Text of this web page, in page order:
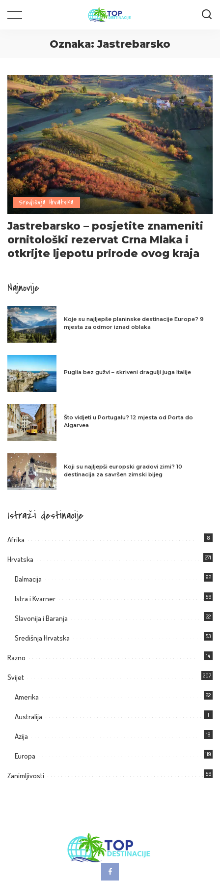
Oznaka:Jastrebarsko
Središnja Hrvatska
Jastrebarsko – posjetite znameniti
ornitološki rezervat Crna Mlaka i
otkrijte ljepotu prirode ovog kraja
Najnovije
Koje su najljepše planinske destinacije Europe? 9
mjesta za odmor iznad oblaka
Puglia bez gužvi – skriveni dragulji juga Italije
Što vidjeti u Portugalu? 12 mjesta od Porta do
Algarvea
Koji su najljepši europski gradovi zimi? 10
destinacija za savršen zimski bijeg
Istraži destinacije
Afrika 8
Hrvatska 271
Dalmacija 92
Istra i Kvarner 56
Slavonija i Baranja 22
Središnja Hrvatska 53
Razno 14
Svijet 207
Amerika 22
Australija 1
Azija 18
Europa 119
Zanimljivosti 56